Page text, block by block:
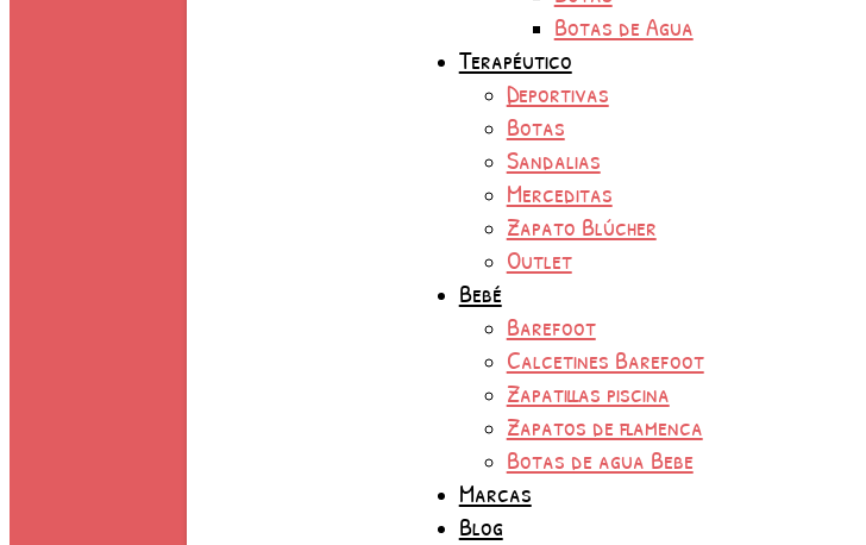
Botas de Agua
Terapéutico
Deportivas
Botas
Sandalias
Merceditas
Zapato Blúcher
Outlet
Bebé
Barefoot
Calcetines Barefoot
Zapatillas piscina
Zapatos de flamenca
Botas de agua Bebe
Marcas
Blog